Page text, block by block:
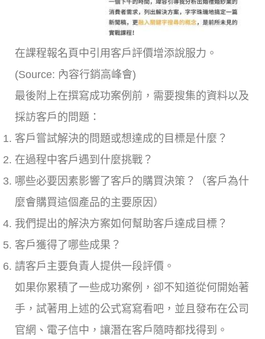
在課程報名頁中引用客戶評價增添說服力。
(Source: 內容行銷高峰會)
最後附上在撰寫成功案例前，需要搜集的資料以及
採訪客戶的問題：
客戶嘗試解決的問題或想達成的目標是什麼？
在過程中客戶遇到什麼挑戰？
哪些必要因素影響了客戶的購買決策？（客戶為什
麼會購買這個產品的主要原因）
我們提出的解決方案如何幫助客戶達成目標？
客戶獲得了哪些成果？
請客戶主要負責人提供一段評價。
如果你累積了一些成功案例，卻不知道從何開始著
手，試著用上述的公式寫寫看吧，並且發布在公司
官網、電子信中，讓潛在客戶隨時都找得到。